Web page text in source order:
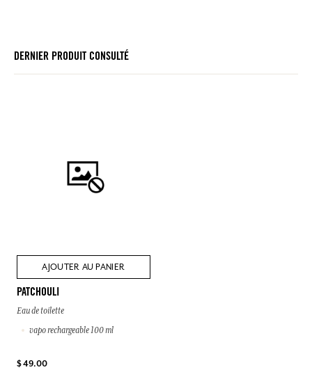
DERNIER PRODUIT CONSULTÉ
AJOUTER AU PANIER
PATCHOULI
Eau de toilette
vapo rechargeable 100 ml
$ 49.00